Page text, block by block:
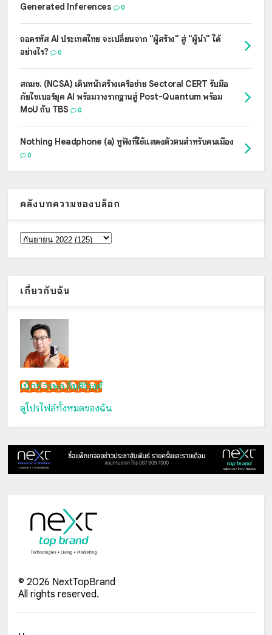
Generated Inferences
0
ถอดรหัส AI ประเทศไทย จะเปลี่ยนจาก "ผู้สร้าง" สู่ "ผู้นำ" ได้
อย่างไร?
0
สกมช. (NCSA) เดินหน้าสร้างเครือข่าย Sectoral CERT รับมือ
ภัยไซเบอร์ยุค AI พร้อมวางรากฐานสู่ Post-Quantum พร้อม
MoU กับ TBS
0
Nothing Headphone (a) หูฟังที่ใช้แสดงตัวตนสำหรับคนเมือง
0
คลังบทความของบล็อก
เกี่ยวกับฉัน
เน็กซ์ วรพล ลิ่มศิริวงศ์
ดูโปรไฟล์ทั้งหมดของฉัน
© 2026 NextTopBrand
All rights reserved.